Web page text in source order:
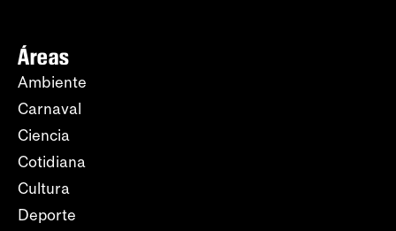
Áreas
Ambiente
Carnaval
Ciencia
Cotidiana
Cultura
Deporte